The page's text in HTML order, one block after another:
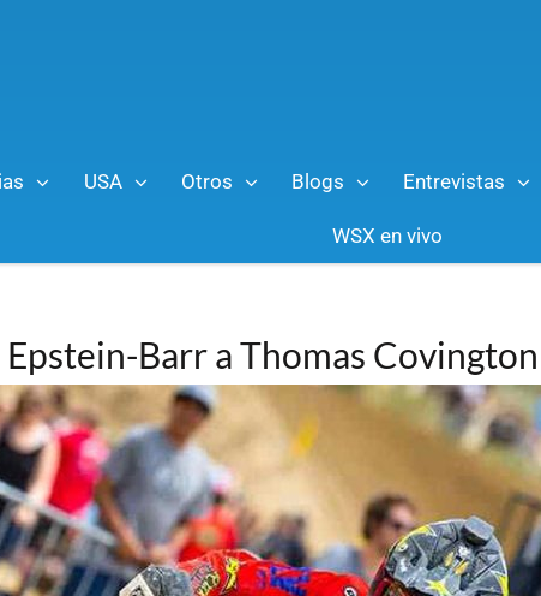
USA Otros Blogs Entrevistas
WSX en vivo
Barr a Thomas Covington